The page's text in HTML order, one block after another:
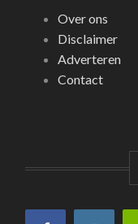
Over ons
Disclaimer
Adverteren
Contact